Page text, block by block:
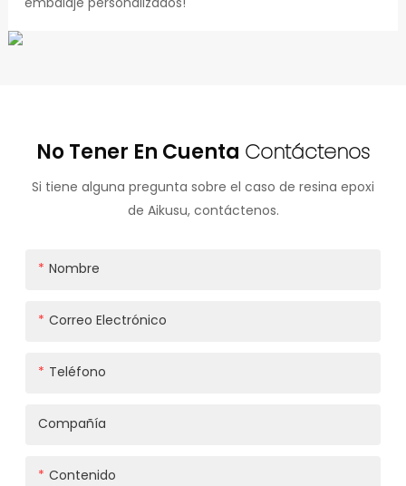
No Tener En Cuenta Contáctenos
Si tiene alguna pregunta sobre el caso de resina epoxi
de Aikusu, contáctenos.
Nombre
Correo Electrónico
Teléfono
Compañía
Contenido